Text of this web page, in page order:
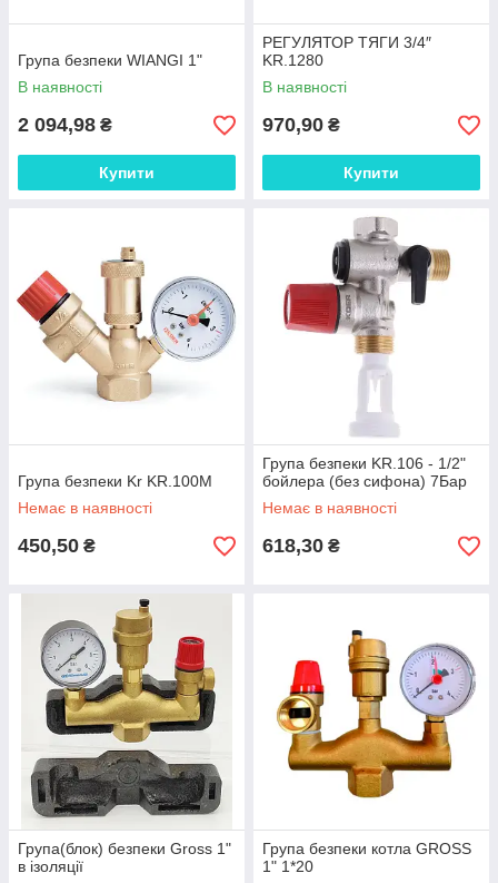
Група безпеки WIANGI 1"
В наявності
2 094,98 ₴
Купити
РЕГУЛЯТОР ТЯГИ 3/4″
KR.1280
В наявності
970,90 ₴
Купити
Група безпеки Kr KR.100M
Немає в наявності
450,50 ₴
Група безпеки KR.106 - 1/2"
бойлера (без сифона) 7Бар
Немає в наявності
618,30 ₴
Група(блок) безпеки Gross 1"
в ізоляції
Група безпеки котла GROSS
1" 1*20